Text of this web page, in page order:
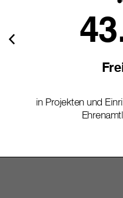
in Projekten und